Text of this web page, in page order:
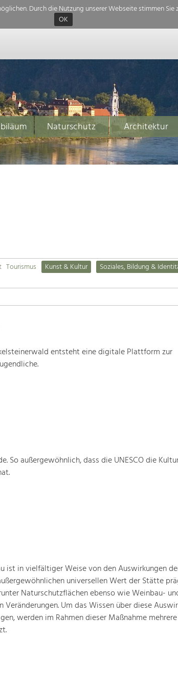
Durch die Nutzung unserer Webseite stimmen
OK
Naturschutz Architektur
Tourismus Kunst & Kultur
Soziales, Bildung &
entsteht eine digitale Plattform zur
So außergewöhnlich, dass die UNESCO die
ist in vielfältiger Weise von den Auswirkungen
universellen Wert der Stätte
Naturschutzflächen ebenso wie Weinbau-
Um das Wissen über diese
werden im Rahmen dieser Maßnahme mehrere